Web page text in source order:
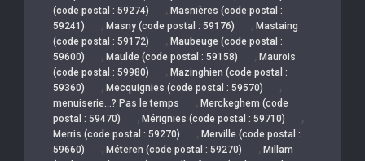
(code postal : 59274)
, Masnières (code postal :
59241)
, Masny (code postal : 59176) , Mastaing
(code postal : 59172)
, Maubeuge (code postal :
59600)
, Maulde (code postal : 59158) , Maurois
(code postal : 59980)
, Mazinghien (code postal :
59360)
, Mecquignies (code postal : 59570) ,
menuiserie…? Pas le temps , Merckeghem (code
postal : 59470)
, Mérignies (code postal : 59710) ,
Merris (code postal : 59270) , Merville (code postal :
59660)
, Méteren (code postal : 59270) , Millam